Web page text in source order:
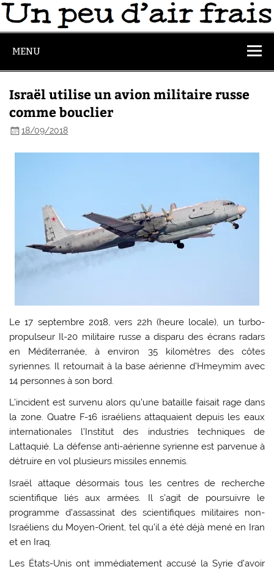
MENU
Israël utilise un avion militaire russe
comme bouclier
18/09/2018
Le 17 septembre 2018, vers 22h (heure locale), un turbo-
propulseur Il-20 militaire russe a disparu des écrans radars
en Méditerranée, à environ 35 kilomètres des côtes
syriennes. Il retournait à la base aérienne d’Hmeymim avec
14 personnes à son bord.
L’incident est survenu alors qu’une bataille faisait rage dans
la zone. Quatre F-16 israéliens attaquaient depuis les eaux
internationales l’Institut des industries techniques de
Lattaquié. La défense anti-aérienne syrienne est parvenue à
détruire en vol plusieurs missiles ennemis.
Israël attaque désormais tous les centres de recherche
scientifique liés aux armées. Il s’agit de poursuivre le
programme d’assassinat des scientifiques militaires non-
Israéliens du Moyen-Orient, tel qu’il a été déjà mené en Iran
et en Iraq.
Les États-Unis ont immédiatement accusé la Syrie d’avoir